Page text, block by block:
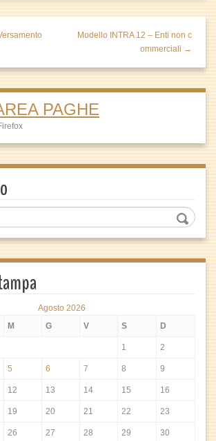
Modello INTRA 12 – Enti non c
ommerciali →
PAGHE
Agosto 2026
M G V S D
1 2
5 6 7 8 9
12 13 14 15 16
19 20 21 22 23
26 27 28 29 30